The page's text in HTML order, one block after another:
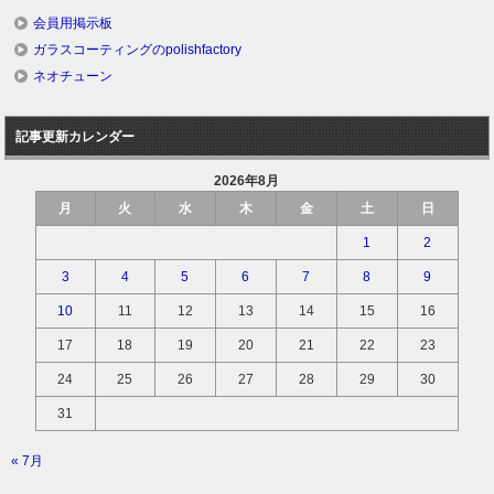
会員用掲示板
ガラスコーティングのpolishfactory
ネオチューン
記事更新カレンダー
2026年8月
月
火 水 木 金 土 日
1 2
3 4 5 6 7 8 9
10 11 12 13 14 15 16
17 18 19 20 21 22 23
24 25 26 27 28 29 30
31
« 7月